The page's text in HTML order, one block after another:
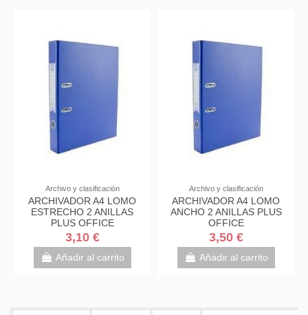
Archivo y clasificación
ARCHIVADOR A4 LOMO
ESTRECHO 2 ANILLAS
PLUS OFFICE
3,10 €
Añadir al carrito
Archivo y clasificación
ARCHIVADOR A4 LOMO
ANCHO 2 ANILLAS PLUS
OFFICE
3,50 €
Añadir al carrito